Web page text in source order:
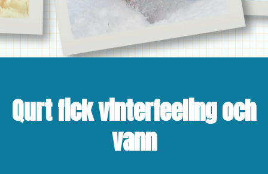
Qurt fick vinterfeeling och
vann